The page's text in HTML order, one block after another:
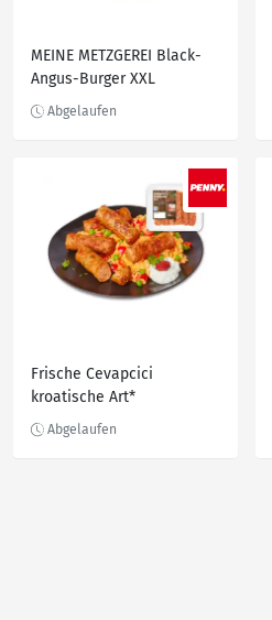
MEINE METZGEREI Black-
Angus-Burger XXL
Frische Cevapcici
kroatische Art*